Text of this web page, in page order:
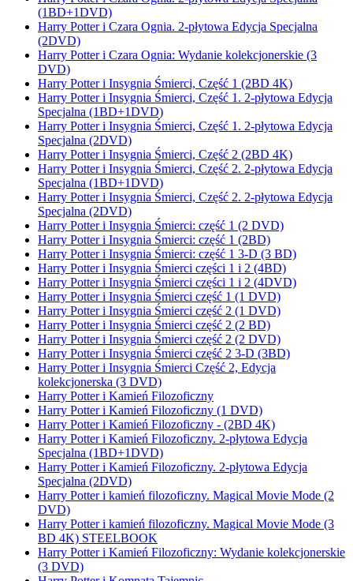
(1BD+1DVD)
Harry Potter i Czara Ognia. 2-płytowa Edycja Specjalna
(2DVD)
Harry Potter i Czara Ognia: Wydanie kolekcjonerskie (3
DVD)
Harry Potter i Insygnia Śmierci, Część 1 (2BD 4K)
Harry Potter i Insygnia Śmierci, Część 1. 2-płytowa Edycja
Specjalna (1BD+1DVD)
Harry Potter i Insygnia Śmierci, Część 1. 2-płytowa Edycja
Specjalna (2DVD)
Harry Potter i Insygnia Śmierci, Część 2 (2BD 4K)
Harry Potter i Insygnia Śmierci, Część 2. 2-płytowa Edycja
Specjalna (1BD+1DVD)
Harry Potter i Insygnia Śmierci, Część 2. 2-płytowa Edycja
Specjalna (2DVD)
Harry Potter i Insygnia Śmierci: część 1 (2 DVD)
Harry Potter i Insygnia Śmierci: część 1 (2BD)
Harry Potter i Insygnia Śmierci: część 1 3-D (3 BD)
Harry Potter i Insygnia Śmierci części 1 i 2 (4BD)
Harry Potter i Insygnia Śmierci części 1 i 2 (4DVD)
Harry Potter i Insygnia Śmierci część 1 (1 DVD)
Harry Potter i Insygnia Śmierci część 2 (1 DVD)
Harry Potter i Insygnia Śmierci część 2 (2 BD)
Harry Potter i Insygnia Śmierci część 2 (2 DVD)
Harry Potter i Insygnia Śmierci część 2 3-D (3BD)
Harry Potter i Insygnia Śmierci Część 2, Edycja
kolekcjonerska (3 DVD)
Harry Potter i Kamień Filozoficzny
Harry Potter i Kamień Filozoficzny (1 DVD)
Harry Potter i Kamień Filozoficzny - (2BD 4K)
Harry Potter i Kamień Filozoficzny. 2-płytowa Edycja
Specjalna (1BD+1DVD)
Harry Potter i Kamień Filozoficzny. 2-płytowa Edycja
Specjalna (2DVD)
Harry Potter i kamień filozoficzny. Magical Movie Mode (2
DVD)
Harry Potter i kamień filozoficzny. Magical Movie Mode (3
BD 4K) STEELBOOK
Harry Potter i Kamień Filozoficzny: Wydanie kolekcjonerskie
(3 DVD)